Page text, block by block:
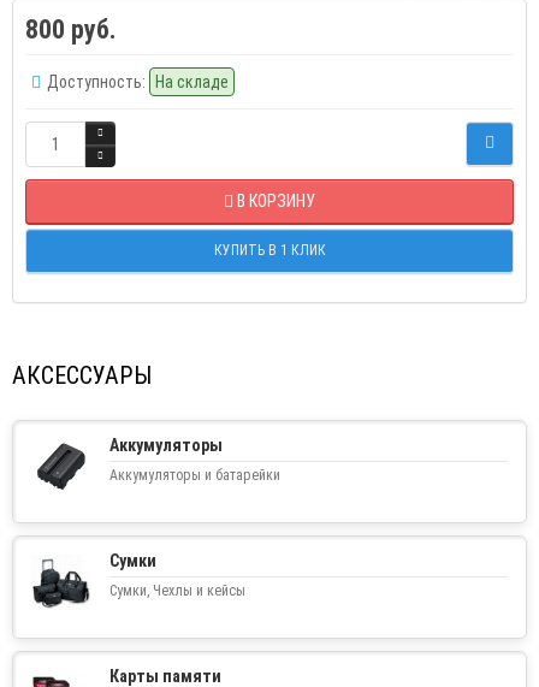
800 руб.
Доступность: На складе
В КОРЗИНУ
КУПИТЬ В 1 КЛИК
АКСЕССУАРЫ
Аккумуляторы
Аккумуляторы и батарейки
Сумки
Сумки, Чехлы и кейсы
Карты памяти